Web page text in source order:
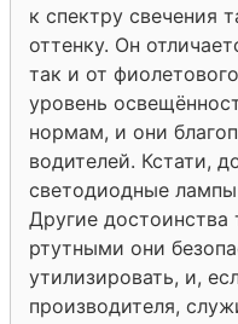
к спектру свечения
оттенку. Он
так и от
уровень
нормам, и они
водителей. Кстати,
светодиодные
Другие достоинства
ртутными они
утилизировать, и,
производителя,